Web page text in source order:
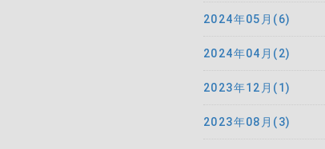
2024年05月(6)
2024年04月(2)
2023年12月(1)
2023年08月(3)